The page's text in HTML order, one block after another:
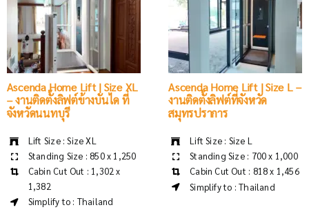
Ascenda Home Lift | Size XL
– งานติดตั้งลิฟต์ข้างบันได ที่
จังหวัดนนทบุรี
Lift Size : Size XL
Standing Size : 850 x 1,250
Cabin Cut Out : 1,302 x
1,382
Simplify to : Thailand
Ascenda Home Lift | Size L –
งานติดตั้งลิฟต์ที่จังหวัด
สมุทรปราการ
Lift Size : Size L
Standing Size : 700 x 1,000
Cabin Cut Out : 818 x 1,456
Simplify to : Thailand